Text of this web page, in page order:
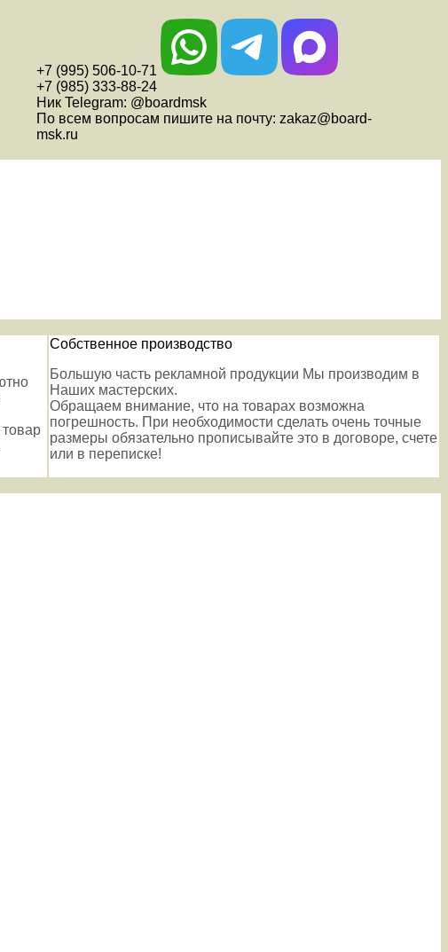
+7 (995) 506-10-71
+7 (985) 333-88-24
Ник Telegram: @boardmsk
По всем вопросам пишите на почту: zakaz@board-
msk.ru
Собственное производство
Большую часть рекламной продукции Мы производим в
Наших мастерских.
Обращаем внимание, что на товарах возможна
погрешность. При необходимости сделать очень точные
размеры обязательно прописывайте это в договоре, счете
или в переписке!